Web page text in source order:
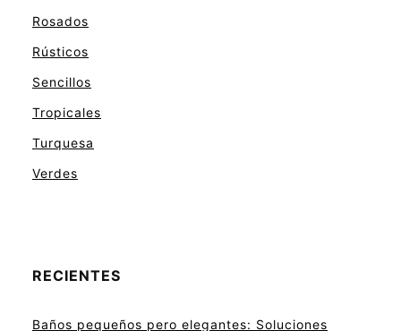
Rosados
Rústicos
Sencillos
Tropicales
Turquesa
Verdes
RECIENTES
Baños pequeños pero elegantes: Soluciones